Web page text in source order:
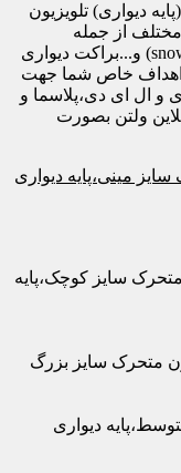
دیواری) تلویزیون
مختلف از جمله
سامسونگ (samsung) و ال جی (lg) اسنوا (snowa) و...براکت دیواری
اهداف خاص شما جهت
و ال ای دی،پلاسما و
ولتن بصورت
مینی،پایه دیواری
سایز کوچک،پایه
متحرک سایز بزرگ
دیواری